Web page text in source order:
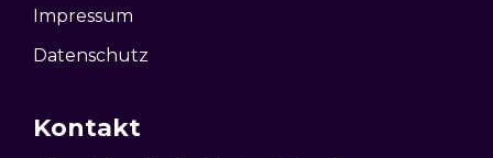
Impressum
Datenschutz
Kontakt